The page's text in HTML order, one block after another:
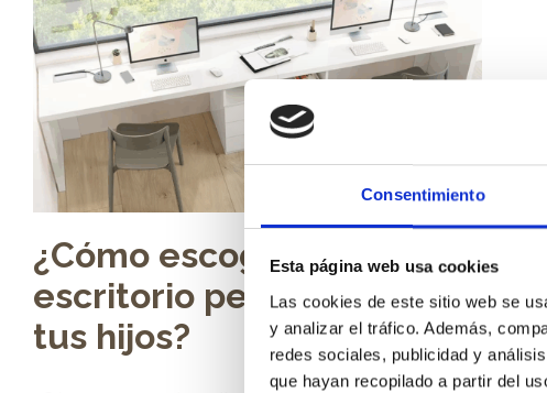
Consentimiento
Esta página web usa cookies
Las cookies de este sitio web se
y analizar el tráfico. Además,
redes sociales, publicidad y
que hayan recopilado a partir del
¿Cómo escoger el
escritorio perfecto para
tus hijos?